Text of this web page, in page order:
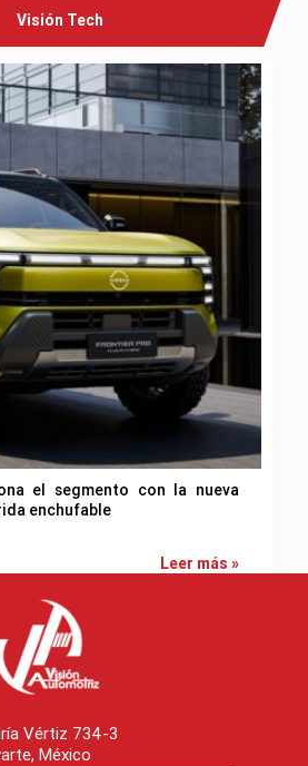
Visión Tech
el segmento con la nueva
enchufable
Leer más »
Vértiz 734-3
México